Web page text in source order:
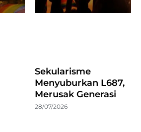
Sekularisme
Menyuburkan L687,
Merusak Generasi
28/07/2026